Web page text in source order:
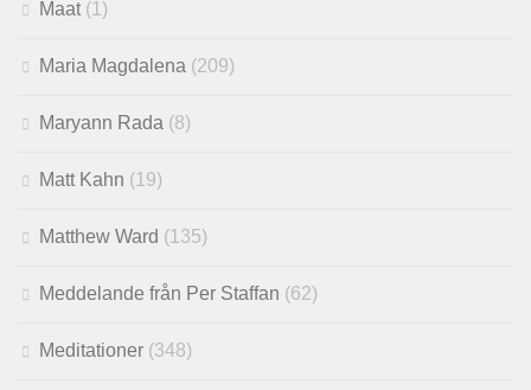
Maat(1)
Maria Magdalena (209)
Maryann Rada (8)
Matt Kahn (19)
Matthew Ward (135)
Meddelande från Per Staffan (62)
Meditationer (348)